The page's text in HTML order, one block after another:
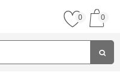
0 0